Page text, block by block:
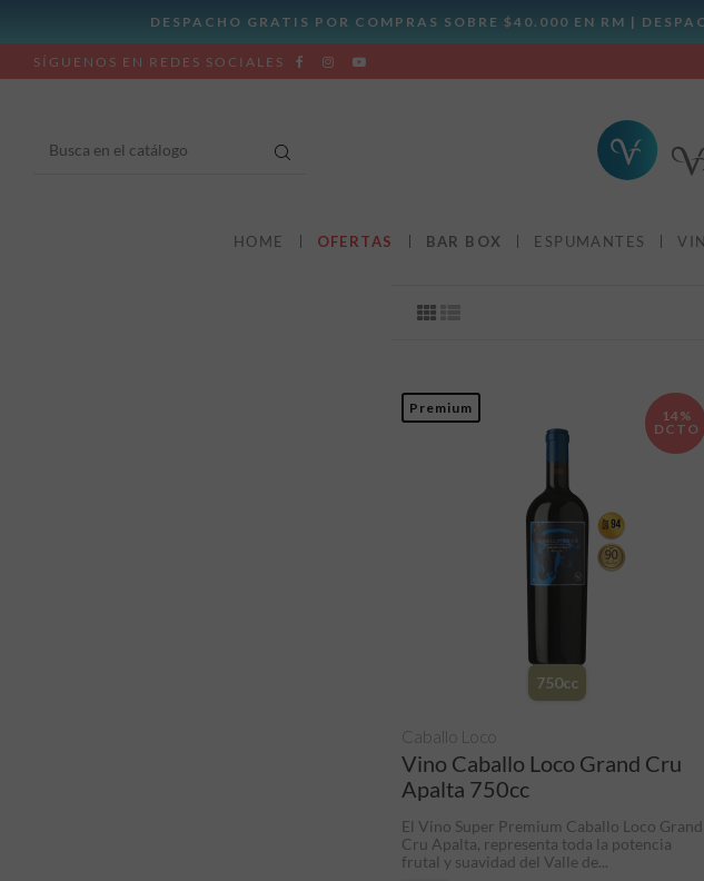
SÍGUENOS EN REDES SOCIALES
HOME OFERTAS BAR BOX ESPUMANTES
Premium
14%
DCTO
750cc
Vino Caballo Loco Grand Cru
Apalta 750cc
Caballo Loco
El Vino Super Premium Caballo Loco Grand
Cru Apalta, representa toda la potencia
frutal y suavidad del Valle de...